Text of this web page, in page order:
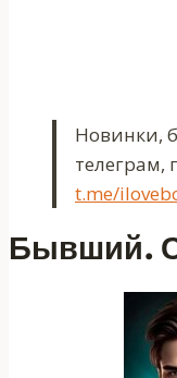
Новинки,
телеграм,
t.me/
Бывший.